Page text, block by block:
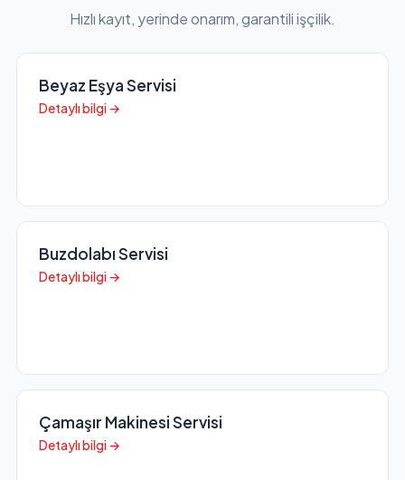
Hızlı kayıt, yerinde onarım, garantili işçilik.
Beyaz Eşya Servisi
Detaylı bilgi →
Buzdolabı Servisi
Detaylı bilgi →
Çamaşır Makinesi Servisi
Detaylı bilgi →